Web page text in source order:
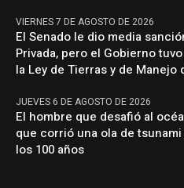
VIERNES 7 DE AGOSTO DE 2026
El Senado le dio media
Privada, pero el Gobierno
la Ley de Tierras y de Manejo
JUEVES 6 DE AGOSTO DE 2026
El hombre que desafió al
que corrió una ola de
los 100 años